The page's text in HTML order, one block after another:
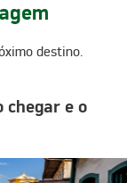
destino.
chegar e o